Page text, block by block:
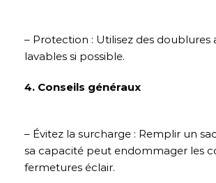
– Protection : Utilisez des doublures
lavables si possible.
4. Conseils généraux
– Évitez la surcharge : Remplir un
sa capacité peut endommager les
fermetures éclair.